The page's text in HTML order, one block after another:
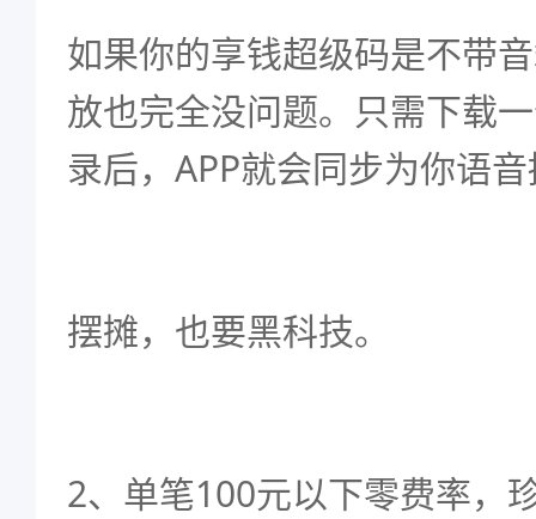
如果你的享钱超级码是不带
放也完全没问题。只需下载
录后，APP就会同步为你语
摆摊，也要黑科技。
2、单笔100元以下零费率，